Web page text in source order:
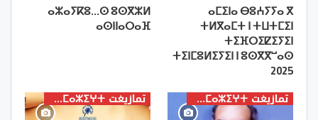
ⴰⵎⵉⵏⴰ ⴱⵓⵄⵢⵢⴰ ⴳ
ⵜⵍⴳⴰⵎⵜ ⵏ ⵜⵡⵜⵎⵉⵏ
ⵜⵉⴼⵔⵉⵇⵉⵢⵉⵏ
ⵜⵉⵏⵎⵓⵍⵉⵢⵉⵏ ⵏ ⵓⵙⴳⴳⵯⴰⵙ
2025
ⴰⵣⴰⵢⴽⵓ…ⵙ ⵓⵙⴳⵣⵍ
ⴰⵙⵏⵏⴰⵔⴰⴼ
تمازيغت ⵜⴰⵎⴰⵣⵉⵖⵜ تمازيغت ⵜⴰⵎⴰⵣⵉⵖⵜ